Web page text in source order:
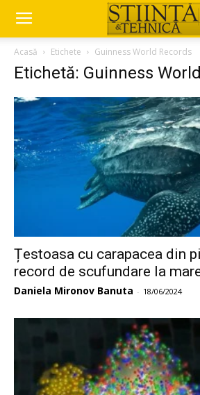
Acasă Etichete Guinness World Records
Etichetă: Guinness
Țestoasa cu carapacea din
record de scufundare la
Daniela Mironov Banuta - 18/06/2024